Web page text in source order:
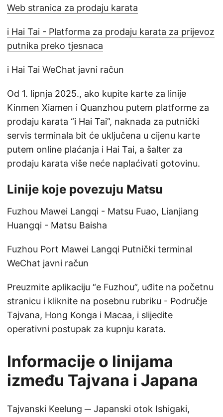
Web stranica za prodaju karata
i Hai Tai - Platforma za prodaju karata za prijevoz
putnika preko tjesnaca
i Hai Tai WeChat javni račun
Od 1. lipnja 2025., ako kupite karte za linije
Kinmen Xiamen i Quanzhou putem platforme za
prodaju karata “i Hai Tai”, naknada za putnički
servis terminala bit će uključena u cijenu karte
putem online plaćanja i Hai Tai, a šalter za
prodaju karata više neće naplaćivati gotovinu.
Linije koje povezuju Matsu
Fuzhou Mawei Langqi - Matsu Fuao, Lianjiang
Huangqi - Matsu Baisha
Fuzhou Port Mawei Langqi Putnički terminal
WeChat javni račun
Preuzmite aplikaciju “e Fuzhou”, uđite na početnu
stranicu i kliknite na posebnu rubriku - Područje
Tajvana, Hong Konga i Macaa, i slijedite
operativni postupak za kupnju karata.
Informacije o linijama
između Tajvana i Japana
Tajvanski Keelung ─ Japanski otok Ishigaki,